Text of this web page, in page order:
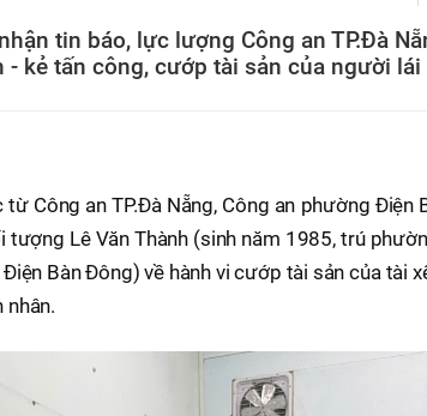
tin báo, lực lượng Công an TP.Đà
- kẻ tấn công, cướp tài sản của người
Công an TP.Đà Nẵng, Công an phường Điện
Lê Văn Thành (sinh năm 1985, trú
Bàn Đông) về hành vi cướp tài sản của tài
nhân.